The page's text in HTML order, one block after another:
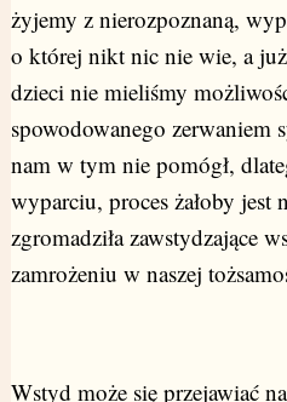
żyjemy z nierozpoznaną,
o której nikt nic nie wie, a
dzieci nie mieliśmy
spowodowanego
nam w tym nie pomógł,
wyparciu, proces żałoby jest
zgromadziła zawstydzające
zamrożeniu w naszej
Wstyd może się przejawiać